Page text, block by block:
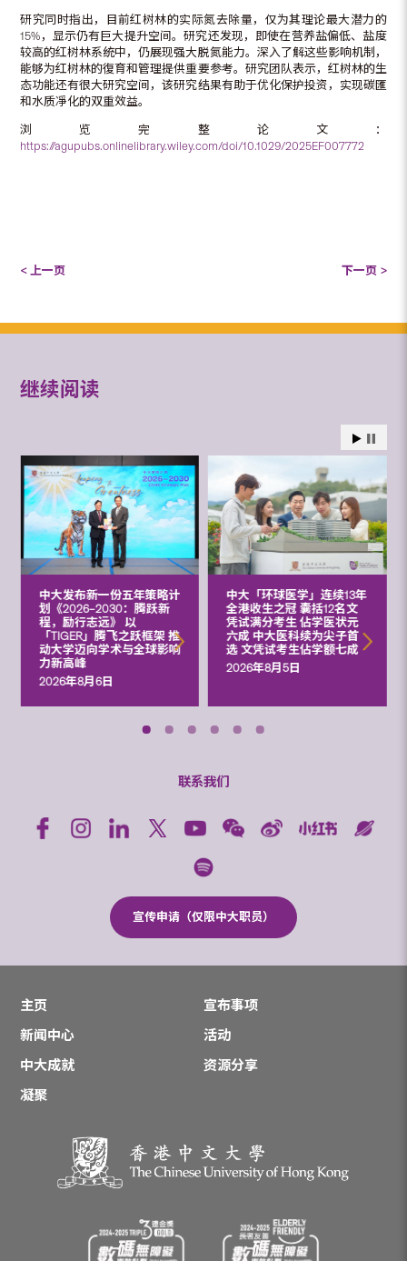
研究同时指出，目前红树林的实际氮去除量，仅为其理论最大潜力的
15%，显示仍有巨大提升空间。研究还发现，即使在营养盐偏低、盐度
较高的红树林系统中，仍展现强大脱氮能力。深入了解这些影响机制，
能够为红树林的復育和管理提供重要参考。研究团队表示，红树林的生
态功能还有很大研究空间，该研究结果有助于优化保护投资，实现碳匯
和水质凈化的双重效益。
浏览完整论文：
https://agupubs.onlinelibrary.wiley.com/doi/10.1029/2025EF007772
< 上一页 下一页 >
继续阅读
中大发布新一份五年策略计
划《2026‒2030：腾跃新
程，励行志远》 以
「TIGER」腾飞之跃框架 推
动大学迈向学术与全球影响
力新高峰
2026年8月6日
中大「环球医学」连续13年
全港收生之冠 囊括12名文
凭试满分考生 佔学医状元
六成 中大医科续为尖子首
选 文凭试考生佔学额七成
2026年8月5日
联系我们
宣传申请（仅限中大职员）
主页
宣布事项
新闻中心
活动
中大成就
资源分享
凝聚